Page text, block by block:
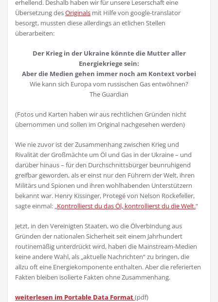
erhellend. Deshalb haben wir für unsere Leserschaft eine
Übersetzung desOriginals mit Hilfe von google-translator
besorgt, mussten diese allerdings an etlichen Stellen
überarbeiten:
Der Krieg in der Ukraine könnte die Mutter aller
Energiekriege sein:
Aber die Medien gehen immer noch am Kontext vorbei
Wie kann sich Europa vom russischen Gas entwöhnen?
The Guardian
(Fotos und Karten haben wir aus rechtlichen Gründen nicht
übernommen und sollen im Original nachgesehen werden)
Wie nie zuvor ist der Zusammenhang zwischen Krieg und
Rivalität der Großmächte um Öl und Gas in der Ukraine – und
darüber hinaus – für den Durchschnittsbürger beunruhigend
greifbar geworden, als er einst nur den Führern der Welt, ihren
Militärs und Spionen und ihren wohlhabenden Unterstützern
bekannt war. Henry Kissinger, Protegé von Nelson Rockefeller,
sagte einmal: „Kontrollierst du das Öl, kontrollierst du die Welt.“
Jetzt, in den Vereinigten Staaten, wo die Ölverbindung aus
Gründen der nationalen Sicherheit seit einem Jahrhundert
routinemäßig unterdrückt wird, haben die Mainstream-Medien
keine andere Wahl, als „aktuelle Nachrichten“ zu bringen, die
allzu oft eine Energiekomponente enthalten. Aber die referierten
Fakten bleiben isolierte Fakten ohne Zusammenhang.
weiterlesen im Portable Data Format(pdf)